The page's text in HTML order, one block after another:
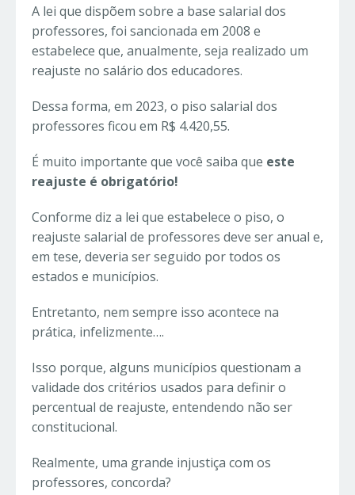
A lei que dispõem sobre a base salarial dos
professores, foi sancionada em 2008 e
estabelece que, anualmente, seja realizado um
reajuste no salário dos educadores.
Dessa forma, em 2023, o piso salarial dos
professores ficou em R$ 4.420,55.
É muito importante que você saiba que este
reajuste é obrigatório!
Conforme diz a lei que estabelece o piso, o
reajuste salarial de professores deve ser anual e,
em tese, deveria ser seguido por todos os
estados e municípios.
Entretanto, nem sempre isso acontece na
prática, infelizmente….
Isso porque, alguns municípios questionam a
validade dos critérios usados para definir o
percentual de reajuste, entendendo não ser
constitucional.
Realmente, uma grande injustiça com os
professores, concorda?